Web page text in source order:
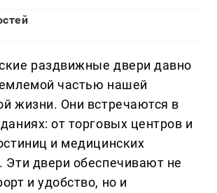
раздвижные двери давно
частью нашей
жизни. Они встречаются в
от торговых центров и
и медицинских
Эти двери обеспечивают не
и удобство, но и